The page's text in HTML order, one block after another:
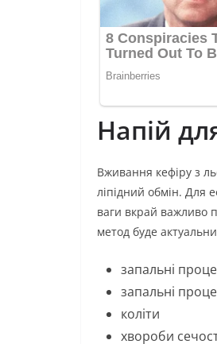
Напій
Вживання кефіру з
ліпідний обмін. Для
ваги вкрай важливо
метод буде
запальні
запальні
коліти
хвороби